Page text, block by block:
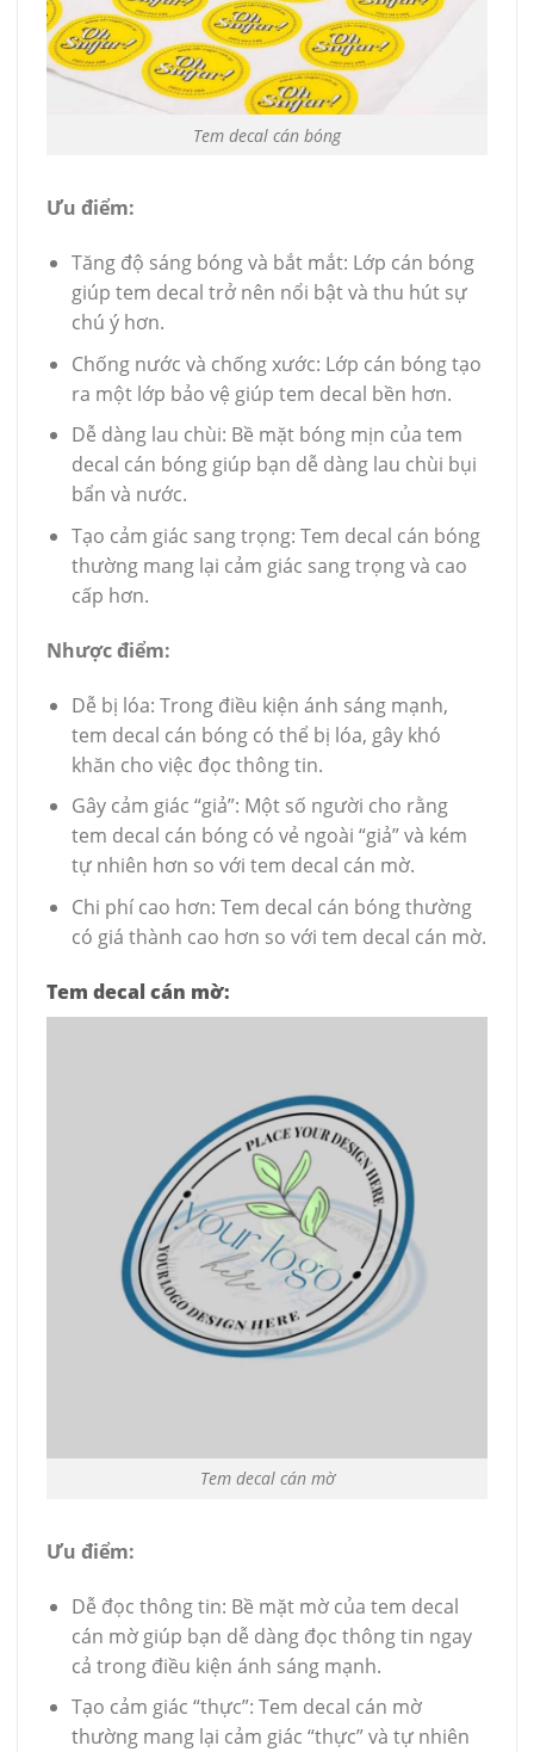
Tem decal cán bóng
Ưu điểm:
Tăng độ sáng bóng và bắt mắt: Lớp cán bóng
giúp tem decal trở nên nổi bật và thu hút sự
chú ý hơn.
Chống nước và chống xước: Lớp cán bóng tạo
ra một lớp bảo vệ giúp tem decal bền hơn.
Dễ dàng lau chùi: Bề mặt bóng mịn của tem
decal cán bóng giúp bạn dễ dàng lau chùi bụi
bẩn và nước.
Tạo cảm giác sang trọng: Tem decal cán bóng
thường mang lại cảm giác sang trọng và cao
cấp hơn.
Nhược điểm:
Dễ bị lóa: Trong điều kiện ánh sáng mạnh,
tem decal cán bóng có thể bị lóa, gây khó
khăn cho việc đọc thông tin.
Gây cảm giác “giả”: Một số người cho rằng
tem decal cán bóng có vẻ ngoài “giả” và kém
tự nhiên hơn so với tem decal cán mờ.
Chi phí cao hơn: Tem decal cán bóng thường
có giá thành cao hơn so với tem decal cán mờ.
Tem decal cán mờ:
Tem decal cán mờ
Ưu điểm:
Dễ đọc thông tin: Bề mặt mờ của tem decal
cán mờ giúp bạn dễ dàng đọc thông tin ngay
cả trong điều kiện ánh sáng mạnh.
Tạo cảm giác “thực”: Tem decal cán mờ
thường mang lại cảm giác “thực” và tự nhiên